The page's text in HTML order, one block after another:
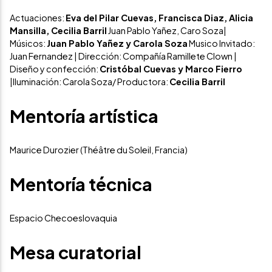
Actuaciones: Eva del Pilar Cuevas, Francisca Diaz, Alicia
Mansilla, Cecilia Barril Juan Pablo Yañez, Caro Soza|
Músicos: Juan Pablo Yañez y Carola SozaMusico Invitado:
Juan Fernandez | Dirección: Compañía Ramillete Clown |
Diseño y confección: Cristóbal Cuevas y Marco Fierro
|Iluminación: Carola Soza/ Productora: Cecilia Barril
Mentoría artística
Maurice Durozier (Théâtre du Soleil, Francia)
Mentoría técnica
Espacio Checoeslovaquia
Mesa curatorial